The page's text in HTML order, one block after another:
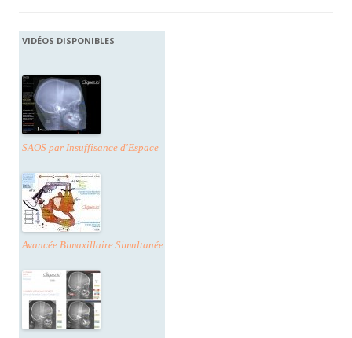
VIDÉOS DISPONIBLES
SAOS par Insuffisance d'Espace
Avancée Bimaxillaire Simultanée